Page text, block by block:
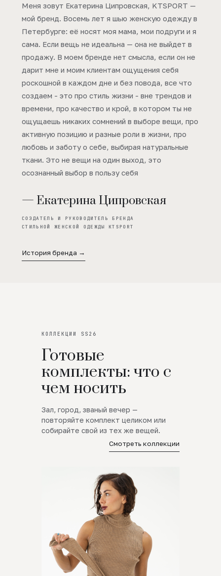
Меня зовут Екатерина Ципровская, KTSPORT —
мой бренд. Восемь лет я шью женскую одежду в
Петербурге: её носят моя мама, мои подруги и я
сама. Если вещь не идеальна — она не выйдет в
продажу. В моем бренде нет смысла, если он не
дарит мне и моим клиентам ощущения себя
роскошной в каждом дне и без повода, все что
создаем - это про стиль жизни - вне трендов и
времени, про качество и крой, в котором ты не
ощущаешь никаких сомнений в выборе вещи, про
активную позицию и разные роли в жизни, про
любовь и заботу о себе, выбирая натуральные
ткани. Это не вещи на один выход, это
осознанный выбор в пользу себя
— Екатерина Ципровская
СОЗДАТЕЛЬ И РУКОВОДИТЕЛЬ БРЕНДА
СТИЛЬНОЙ ЖЕНСКОЙ ОДЕЖДЫ KTSPORT
История бренда →
КОЛЛЕКЦИИ SS26
Готовые
комплекты: что с
чем носить
Зал, город, званый вечер —
повторяйте комплект целиком или
собирайте свой из тех же вещей.
Смотреть коллекции